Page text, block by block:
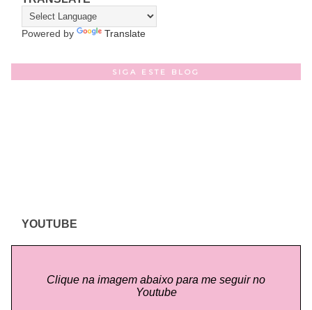
Powered by Translate
SIGA ESTE BLOG
YOUTUBE
Clique na imagem abaixo para me seguir no
Youtube